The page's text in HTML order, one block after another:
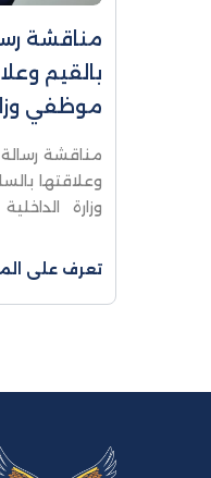
مناقشة
بالقيم
موظفي
مناقشة رسالة
وعلاقتها
وزارة
الاستقلال
للطالب معاذ
تعرف على